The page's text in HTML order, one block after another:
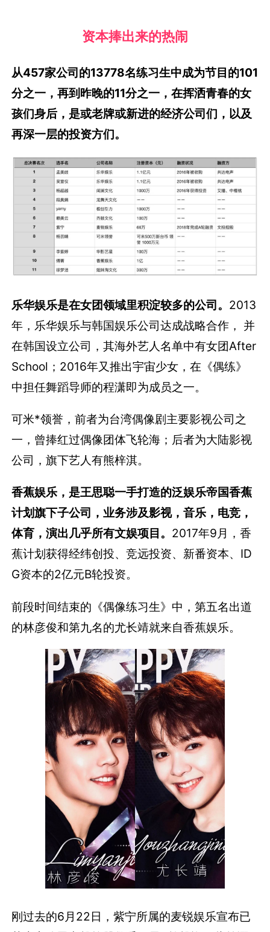
资本捧出来的热闹
从457家公司的13778名练习生中成为节目的101
分之一，再到昨晚的11分之一，在挥洒青春的女
孩们身后，是或老牌或新进的经济公司们，以及
再深一层的投资方们。
乐华娱乐是在女团领域里积淀较多的公司。 2013
年，乐华娱乐与韩国娱乐公司达成战略合作， 并
在韩国设立公司，其海外艺人名单中有女团After
School；2016年又推出宇宙少女，在《偶练》
中担任舞蹈导师的程潇即为成员之一。
可米*领誉，前者为台湾偶像剧主要影视公司之
一，曾捧红过偶像团体飞轮海；后者为大陆影视
公司，旗下艺人有熊梓淇。
香蕉娱乐，是王思聪一手打造的泛娱乐帝国香蕉
计划旗下子公司，业务涉及影视，音乐，电竞，
体育，演出几乎所有文娱项目。 2017年9月，香
蕉计划获得经纬创投、竞远投资、新番资本、ID
G资本的2亿元B轮投资。
前段时间结束的《偶像练习生》中，第五名出道
的林彦俊和第九名的尤长靖就来自香蕉娱乐。
刚过去的6月22日，紫宁所属的麦锐娱乐宣布已